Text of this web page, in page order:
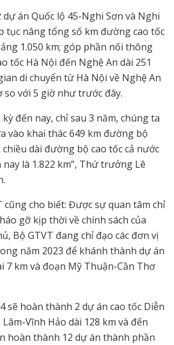
dự án Quốc lộ 45-Nghi Sơn và Nghi
tục nâng tổng số km đường cao tốc
1.050 km; góp phần nối thông
tốc Hà Nội đến Nghệ An dài 251
di chuyển từ Hà Nội về Nghệ An
so với 5 giờ như trước đây.
đến nay, chỉ sau 3 năm, chúng ta
vào khai thác 649 km đường bộ
dài đường bộ cao tốc cả nước
là 1.822 km”, Thứ trưởng Lê
cũng cho biết: Được sự quan tâm chỉ
gỡ kịp thời về chính sách của
Bộ GTVT đang chỉ đạo các đơn vị
năm 2023 để khánh thành dự án
7 km và đoạn Mỹ Thuận-Cần Thơ
sẽ hoàn thành 2 dự án cao tốc Diễn
Vĩnh Hảo dài 128 km và đến
hoàn thành 12 dự án thành phần